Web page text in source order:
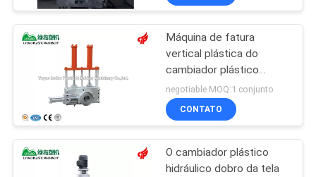
EXCURSÃO
DA
FÁBRICA
CONTROLE
DA
QUALIDADE
máquina de corte
plástica
59
58
Máquina de fatura
vertical plástica do
cambiador plástico
automático da tela
operação fácil
negotiable MOQ:1 conjunto
CONTATO
O cambiador plástico
hidráulico dobro da tela